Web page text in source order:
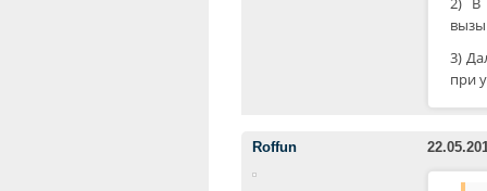
3)
при
Roffun